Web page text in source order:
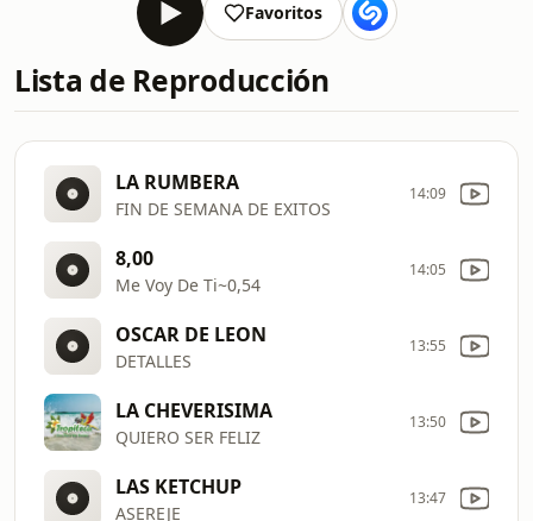
Favoritos
Lista de Reproducción
LA RUMBERA
FIN DE SEMANA DE EXITOS
14:09
8,00
Me Voy De Ti~0,54
14:05
OSCAR DE LEON
DETALLES
13:55
LA CHEVERISIMA
QUIERO SER FELIZ
13:50
LAS KETCHUP
ASEREJE
13:47